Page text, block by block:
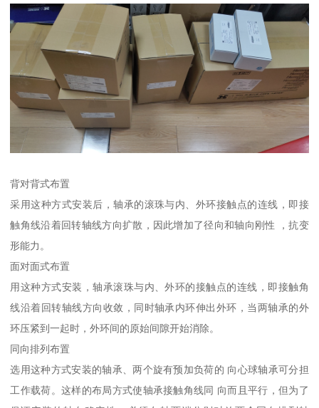
背对背式布置
采用这种方式安装后，轴承的滚珠与内、外环接触点的连线，即接
触角线沿着回转轴线方向扩散，因此增加了径向和轴向刚性 ，抗变
形能力。
面对面式布置
用这种方式安装，轴承滚珠与内、外环的接触点的连线，即接触角
线沿着回转轴线方向收敛，同时轴承内环伸出外环，当两轴承的外
环压紧到一起时，外环间的原始间隙开始消除。
同向排列布置
选用这种方式安装的轴承、两个旋有预加负荷的 向心球轴承可分担
工作载荷。这样的布局方式使轴承接触角线同 向而且平行，但为了